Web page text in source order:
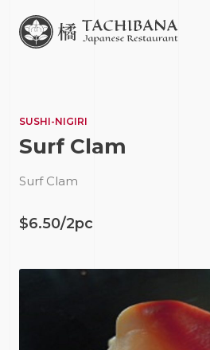
SUSHI-NIGIRI
Surf Clam
Surf Clam
$6.50/2pc